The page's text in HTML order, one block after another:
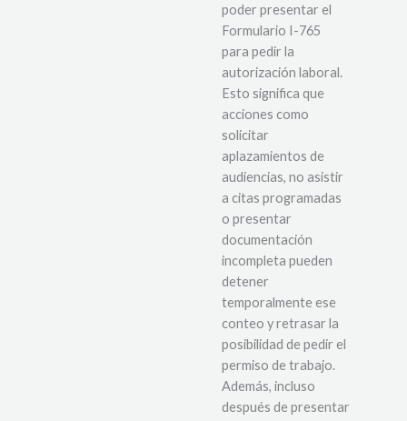
poder presentar el
Formulario I-765
para pedir la
autorización laboral.
Esto significa que
acciones como
solicitar
aplazamientos de
audiencias, no asistir
a citas programadas
o presentar
documentación
incompleta pueden
detener
temporalmente ese
conteo y retrasar la
posibilidad de pedir el
permiso de trabajo.
Además, incluso
después de presentar